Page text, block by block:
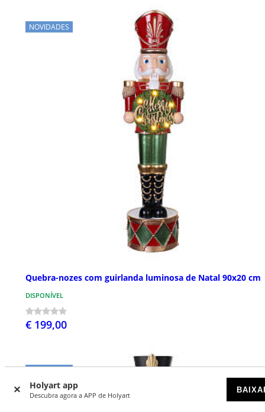
Holyart app
Descubra agora a APP de Holyart
NOVIDADES
Quebra-nozes com guirlanda luminosa de Natal 90x20 cm
DISPONÍVEL
€ 199,00
NOVIDADES